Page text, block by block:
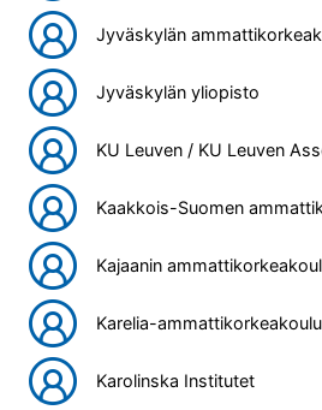
Jyväskylän
Jyväskylän yliopisto
KU Leuven / KU Leuven
Kaakkois-Suomen
Kajaanin
Karelia-ammattikorkeakoulu
Karolinska Institutet